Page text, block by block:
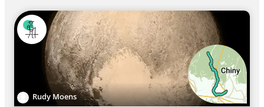
Rudy Moens